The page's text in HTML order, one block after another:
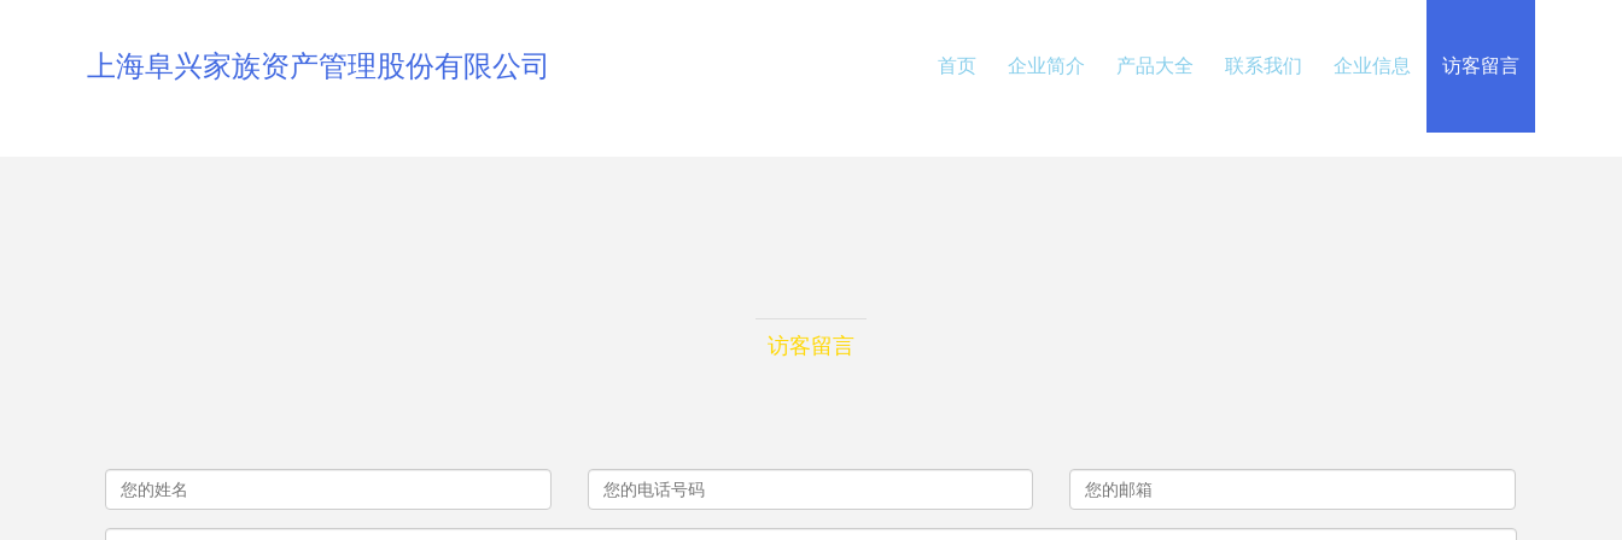
上海阜兴家族资产管理股份有限公司 首页 企业简介 产品大全 联系我们 企业信息 访客留言
访客留言